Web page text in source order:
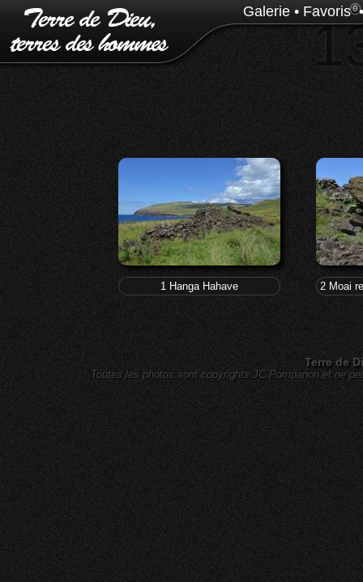
Galerie • Favoris0
1 Hanga Hahave 2 Moai
Terre de
Toutes les photos sont copyrights JC Pompanon et ne